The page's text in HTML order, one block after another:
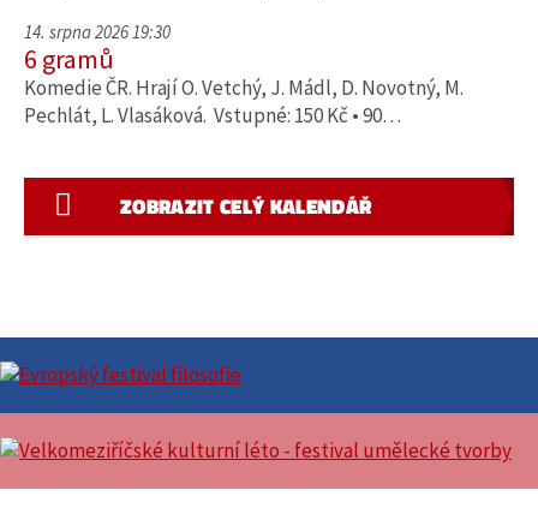
14. srpna 2026 19:30
6 gramů
Komedie ČR. Hrají O. Vetchý, J. Mádl, D. Novotný, M.
Pechlát, L. Vlasáková. Vstupné: 150 Kč • 90…
ZOBRAZIT CELÝ KALENDÁŘ